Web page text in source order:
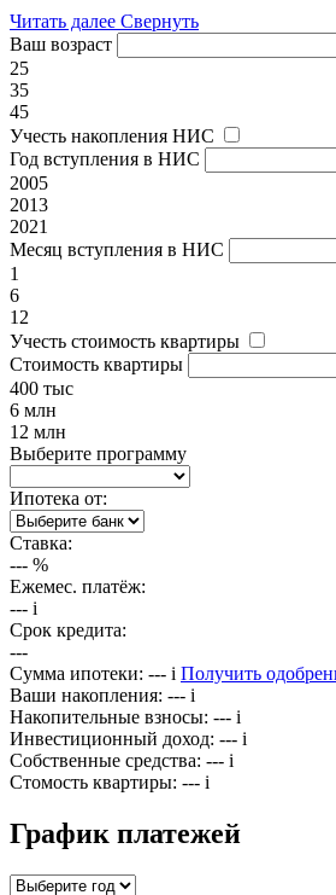
Читать далее Свернуть
Ваш возраст
25
35
45
Учесть накопления НИС
Год вступления в НИС
2005
2013
2021
Месяц вступления в НИС
1
6
12
Учесть стоимость квартиры
Стоимость квартиры
400 тыс
6 млн
12 млн
Выберите программу
Ипотека от:
Ставка:
--- %
Ежемес. платёж:
--- i
Срок кредита:
---
Сумма ипотеки: --- i Получить
Ваши накопления: --- i
Накопительные взносы: --- i
Инвестиционный доход: --- i
Собственные средства: --- i
Стомость квартиры: --- i
График платежей